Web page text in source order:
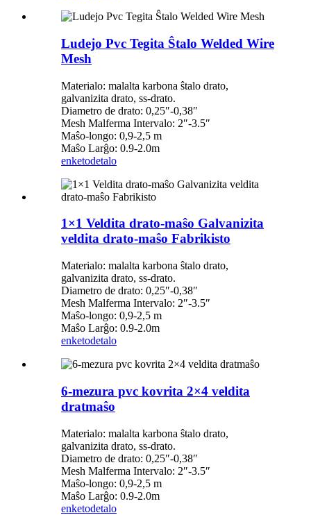
Ludejo Pvc Tegita Ŝtalo Welded Wire
Mesh
Materialo: malalta karbona ŝtalo drato,
galvanizita drato, ss-drato.
Diametro de drato: 0,25″-0,38″
Mesh Malferma Intervalo: 2″-3.5″
Maŝo-longo: 0,9-2,5 m
Maŝo Larĝo: 0.9-2.0m
enketodetalo
1×1 Veldita drato-maŝo Galvanizita
veldita drato-maŝo Fabrikisto
Materialo: malalta karbona ŝtalo drato,
galvanizita drato, ss-drato.
Diametro de drato: 0,25″-0,38″
Mesh Malferma Intervalo: 2″-3.5″
Maŝo-longo: 0,9-2,5 m
Maŝo Larĝo: 0.9-2.0m
enketodetalo
6-mezura pvc kovrita 2×4 veldita
dratmaŝo
Materialo: malalta karbona ŝtalo drato,
galvanizita drato, ss-drato.
Diametro de drato: 0,25″-0,38″
Mesh Malferma Intervalo: 2″-3.5″
Maŝo-longo: 0,9-2,5 m
Maŝo Larĝo: 0.9-2.0m
enketodetalo